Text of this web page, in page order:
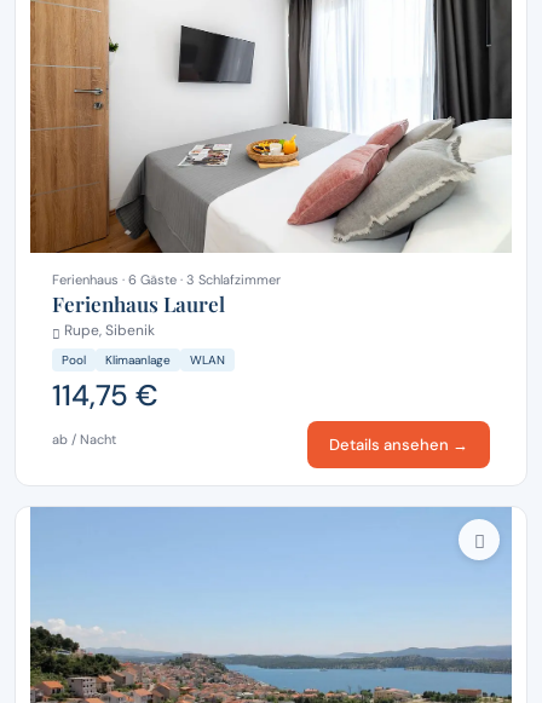
Ferienhaus · 6 Gäste · 3 Schlafzimmer
Ferienhaus Laurel
Rupe, Sibenik
Pool Klimaanlage WLAN
114,75 €
ab / Nacht Details ansehen →